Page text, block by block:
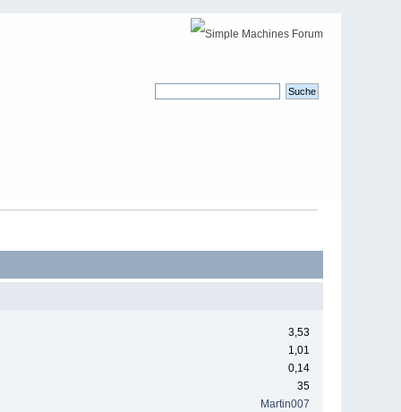
3,53
1,01
0,14
35
Martin007